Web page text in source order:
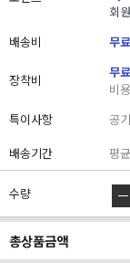
회
배송비
무
장착비 무
비
특이사항
공
배송기간
평
수량
총상품금액